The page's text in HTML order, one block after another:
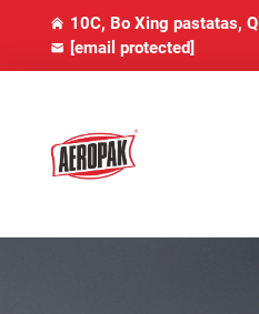
10C, Bo Xing pastatas,
[email protected]